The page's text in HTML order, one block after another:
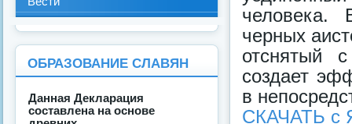
человека.
черных
отснятый
создает
в
СКАЧАТЬ с
ОБРАЗОВАНИЕ СЛАВЯН
Данная Декларация
составлена на основе